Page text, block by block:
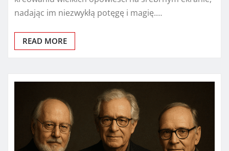
nadając im niezwykłą potęgę i magię.…
READ MORE